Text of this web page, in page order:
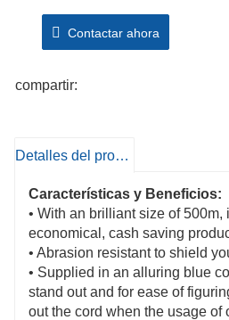
un atractivo y visto color azul.
no adecuado para fines de
Contactar ahora
compartir:
Detalles del producto
Características y Beneficios:
• With an brilliant size of 500m,
economical, cash saving
• Abrasion resistant to shield
• Supplied in an alluring blue
stand out and for ease of
out the cord when the usage of